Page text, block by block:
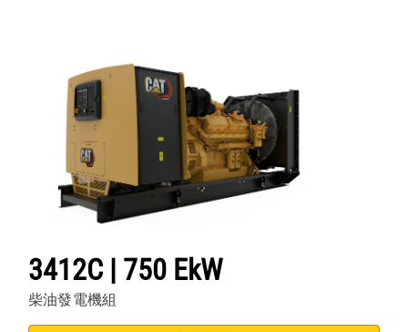
3412C | 750 EkW
柴油發電機組